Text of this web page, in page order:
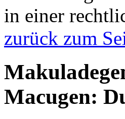
in einer
zurück zum
Macugen: